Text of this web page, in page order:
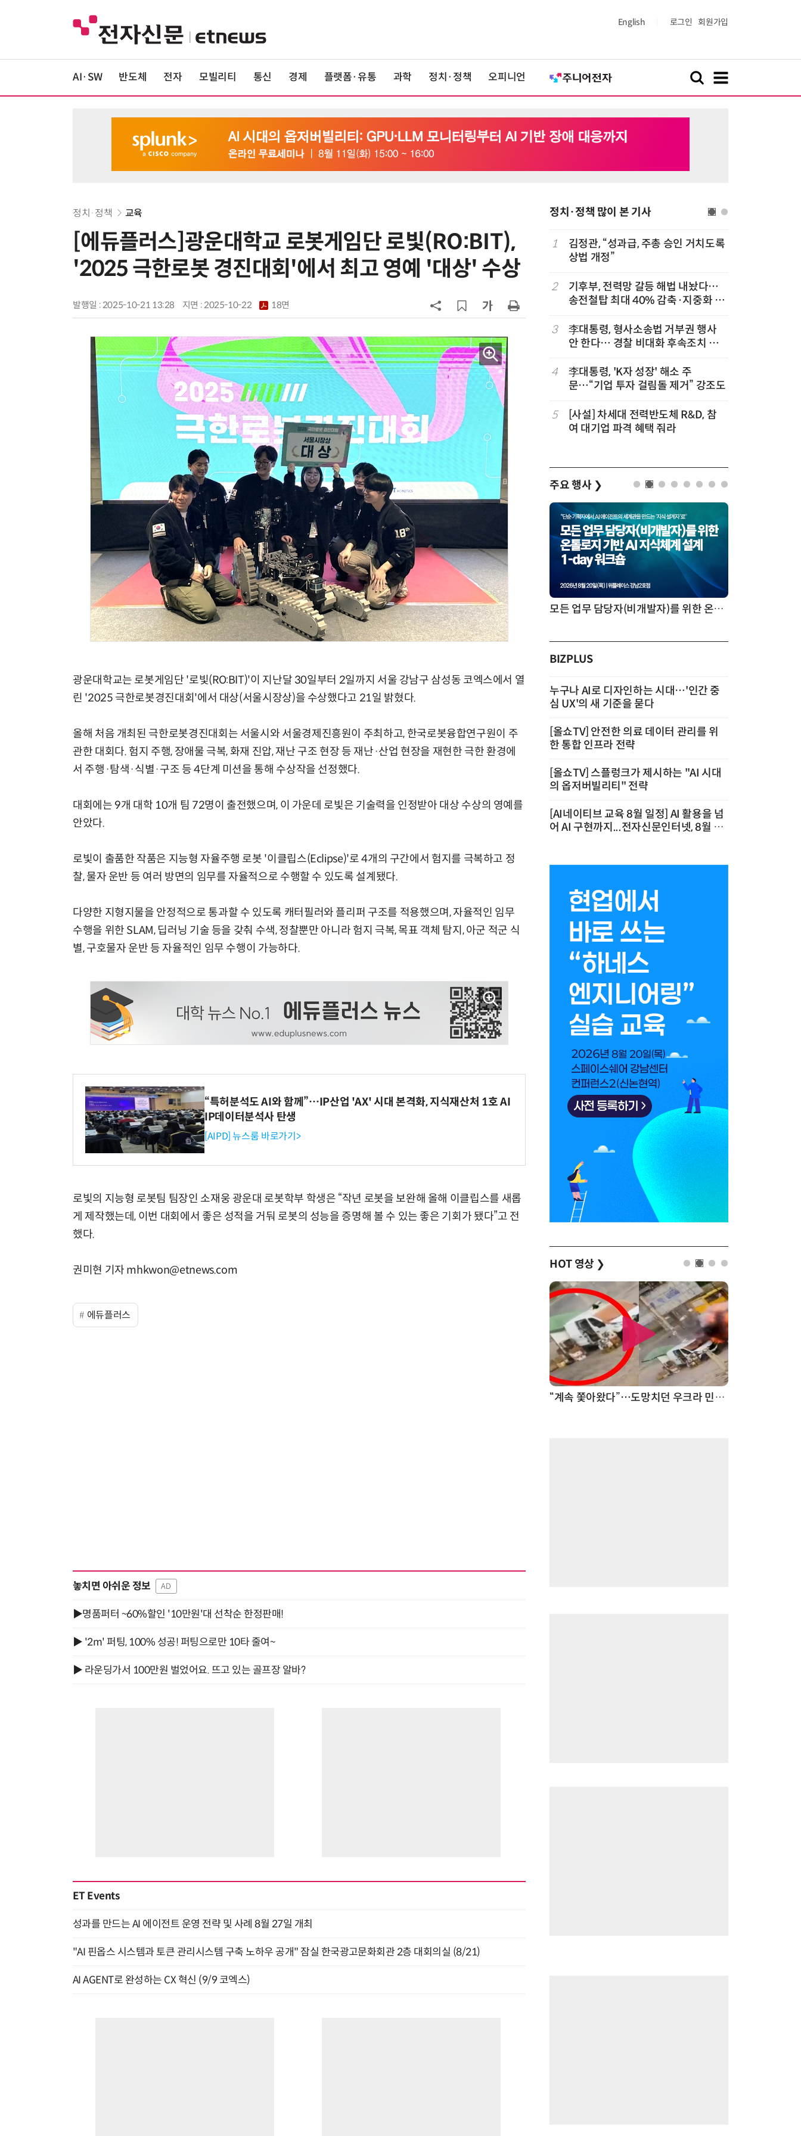
English 로그인 회원가입
AI·SW 반도체 전자 모빌리티 통신 경제 플랫폼·유통 과학 정치·정책 오피니언
정치·정책 교육
[에듀플러스]광운대학교 로봇게임단 로빛(RO:BIT),
'2025 극한로봇 경진대회'에서 최고 영예 '대상' 수상
발행일 : 2025-10-21 13:28 지면 :2025-10-22 18면
광운대학교는 로봇게임단 '로빛(RO:BIT)'이 지난달 30일부터 2일까지 서울 강남구 삼성동 코엑스에서 열
린 '2025 극한로봇경진대회'에서 대상(서울시장상)을 수상했다고 21일 밝혔다.
올해 처음 개최된 극한로봇경진대회는 서울시와 서울경제진흥원이 주최하고, 한국로봇융합연구원이 주
관한 대회다. 험지 주행, 장애물 극복, 화재 진압, 재난 구조 현장 등 재난·산업 현장을 재현한 극한 환경에
서 주행·탐색·식별·구조 등 4단계 미션을 통해 수상작을 선정했다.
대회에는 9개 대학 10개 팀 72명이 출전했으며, 이 가운데 로빛은 기술력을 인정받아 대상 수상의 영예를
안았다.
로빛이 출품한 작품은 지능형 자율주행 로봇 '이클립스(Eclipse)'로 4개의 구간에서 험지를 극복하고 정
찰, 물자 운반 등 여러 방면의 임무를 자율적으로 수행할 수 있도록 설계됐다.
다양한 지형지물을 안정적으로 통과할 수 있도록 캐터필러와 플리퍼 구조를 적용했으며, 자율적인 임무
수행을 위한 SLAM, 딥러닝 기술 등을 갖춰 수색, 정찰뿐만 아니라 험지 극복, 목표 객체 탐지, 아군 적군 식
별, 구호물자 운반 등 자율적인 임무 수행이 가능하다.
“특허분석도 AI와 함께”…IP산업 'AX' 시대 본격화, 지식재산처 1호 AI
IP데이터분석사 탄생
[AIPD] 뉴스룸 바로가기>
로빛의 지능형 로봇팀 팀장인 소재웅 광운대 로봇학부 학생은 “작년 로봇을 보완해 올해 이클립스를 새롭
게 제작했는데, 이번 대회에서 좋은 성적을 거둬 로봇의 성능을 증명해 볼 수 있는 좋은 기회가 됐다”고 전
했다.
권미현 기자 mhkwon@etnews.com
에듀플러스
놓치면 아쉬운 정보 AD
▶명품퍼터 ~60%할인 '10만원'대 선착순 한정판매!
▶ '2m' 퍼팅, 100% 성공! 퍼팅으로만 10타 줄여~
▶ 라운딩가서 100만원 벌었어요. 뜨고 있는 골프장 알바?
ET Events
성과를 만드는 AI 에이전트 운영 전략 및 사례 8월 27일 개최
"AI 핀옵스 시스템과 토큰 관리시스템 구축 노하우 공개" 잠실 한국광고문화회관 2층 대회의실 (8/21)
AI AGENT로 완성하는 CX 혁신 (9/9 코엑스)
정치·정책 많이 본 기사
6
산업부, 한화오션·에코프로비엠 등
5개사 '슈퍼 을(乙)' 선정
산'에 감세…세제로 산업·자금 지방
동계·소상공인 이의 모두 기각
9
[하반기 업무보고]산업부, 1600조
메가프로젝트 속도전…'산업자원안
보기금' 신설해 공급망 사수
10 李대통령, '1390조 협력' 안고 지구
한 바퀴…귀국 직후 부동산·증시 점
검
1
김정관, “성과급, 주총 승인 거치도록
상법 개정”
2
기후부, 전력망 갈등 해법 내놨다…
송전철탑 최대 40% 감축·지중화 확
3
李대통령, 형사소송법 거부권 행사
안 한다… 경찰 비대화 후속조치 점
4
李대통령, 'K자 성장' 해소 주
문…“기업 투자 걸림돌 제거” 강조도
5
[사설] 차세대 전력반도체 R&D, 참
여 대기업 파격 혜택 줘라
주요 행사 ❯
AI × Design : UX 디자이너의 5가지 생존 전략과 실전 대응 모든 업무 담당자(비개발자)를 위한 온톨로지 기반 AI 지식체계 설계 1-day 워크숍
BIZPLUS
누구나 AI로 디자인하는 시대…'인간 중
심 UX'의 새 기준을 묻다
[올쇼TV] 안전한 의료 데이터 관리를 위
한 통합 인프라 전략
[올쇼TV] 스플렁크가 제시하는 "AI 시대
의 옵저버빌리티" 전략
[AI네이티브 교육 8월 일정] AI 활용을 넘
어 AI 구현까지...전자신문인터넷, 8월 실
HOT 영상 ❯
“계속 쫓아왔다”…도망치던 우크라 민간인 공격한 러 자폭 드론